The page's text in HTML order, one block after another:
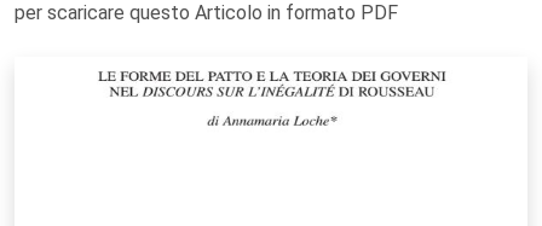
per scaricare questo Articolo in formato PDF